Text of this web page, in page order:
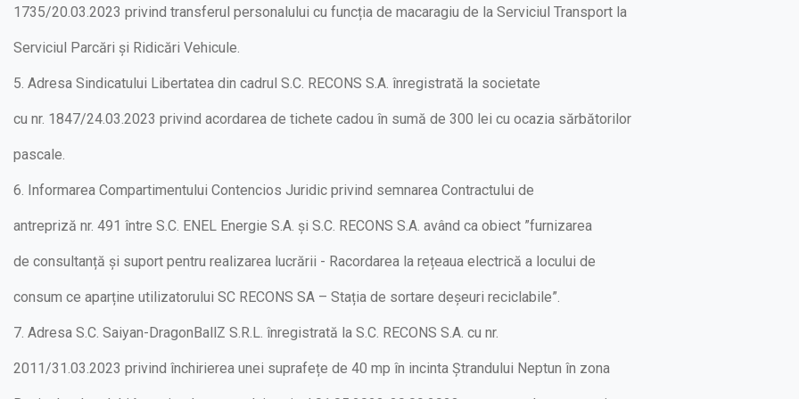
1735/20.03.2023 privind transferul personalului cu funcția de macaragiu de la Serviciul Transport la
Serviciul Parcări și Ridicări Vehicule.
5. Adresa Sindicatului Libertatea din cadrul S.C. RECONS S.A. înregistrată la societate
cu nr. 1847/24.03.2023 privind acordarea de tichete cadou în sumă de 300 lei cu ocazia sărbătorilor
pascale.
6. Informarea Compartimentului Contencios Juridic privind semnarea Contractului de
antrepriză nr. 491 între S.C. ENEL Energie S.A. și S.C. RECONS S.A. având ca obiect ”furnizarea
de consultanță și suport pentru realizarea lucrării - Racordarea la rețeaua electrică a locului de
consum ce aparține utilizatorului SC RECONS SA – Stația de sortare deșeuri reciclabile”.
7. Adresa S.C. Saiyan-DragonBallZ S.R.L. înregistrată la S.C. RECONS S.A. cu nr.
2011/31.03.2023 privind închirierea unei suprafețe de 40 mp în incinta Ștrandului Neptun în zona